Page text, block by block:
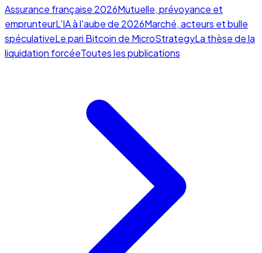
Assurance française 2026Mutuelle, prévoyance et
emprunteurL'IA à l'aube de 2026Marché, acteurs et bulle
spéculativeLe pari Bitcoin de MicroStrategyLa thèse de la
liquidation forcéeToutes les publications